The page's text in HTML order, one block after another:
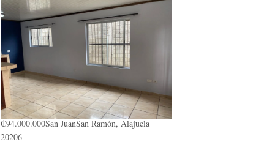
₡94.000.000San JuanSan Ramón, Alajuela
20206